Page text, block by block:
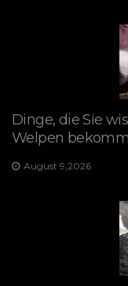
Dinge, die Sie
Welpen
August 9,2026